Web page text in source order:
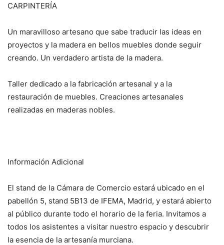
CARPINTERÍA
Un maravilloso artesano que sabe traducir las ideas en
proyectos y la madera en bellos muebles donde seguir
creando. Un verdadero artista de la madera.
Taller dedicado a la fabricación artesanal y a la
restauración de muebles. Creaciones artesanales
realizadas en maderas nobles.
Información Adicional
El stand de la Cámara de Comercio estará ubicado en el
pabellón 5, stand 5B13 de IFEMA, Madrid, y estará abierto
al público durante todo el horario de la feria. Invitamos a
todos los asistentes a visitar nuestro espacio y descubrir
la esencia de la artesanía murciana.